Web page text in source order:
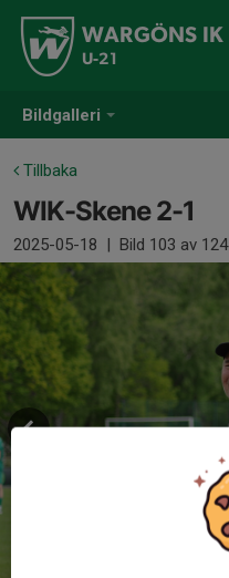
Bildgalleri
WARGÖNS IK
U-21
Tillbaka
WIK-Skene 2-1
2025-05-18 | Bild 103 av 124